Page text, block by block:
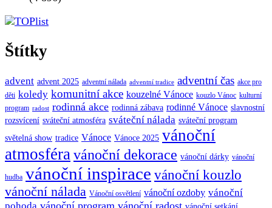
Štítky
advent advent 2025 adventní nálada adventní tradice adventní čas akce pro
děti koledy komunitní akce kouzelné Vánoce kouzlo Vánoc kulturní
program radost rodinná akce rodinná zábava rodinné Vánoce slavnostní
rozsvícení sváteční atmosféra sváteční nálada sváteční program
světelná show tradice Vánoce Vánoce 2025 vánoční
atmosféravánoční dekorace vánoční dárky vánoční
hudba vánoční inspirace vánoční kouzlo
vánoční nálada Vánoční osvětlení vánoční ozdoby vánoční